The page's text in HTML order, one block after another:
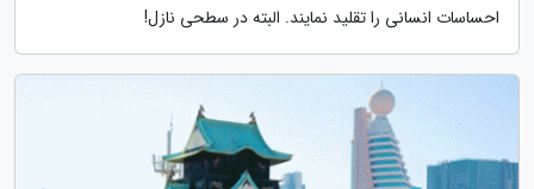
احساسات انسانی را تقلید نمایند. البته در سطحی نازل!